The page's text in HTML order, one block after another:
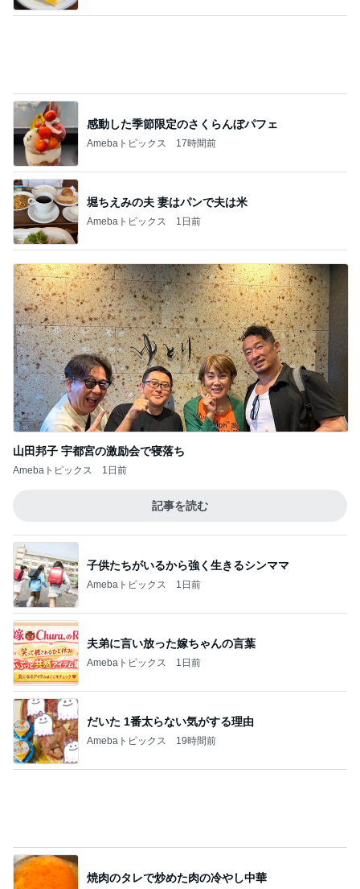
感動した季節限定のさくらんぼパフェ
Amebaトピックス 17時間前
堀ちえみの夫 妻はパンで夫は米
Amebaトピックス 1日前
山田邦子 宇都宮の激励会で寝落ち
Amebaトピックス 1日前
記事を読む
子供たちがいるから強く生きるシンママ
Amebaトピックス 1日前
夫弟に言い放った嫁ちゃんの言葉
Amebaトピックス 1日前
だいた 1番太らない気がする理由
Amebaトピックス 19時間前
焼肉のタレで炒めた肉の冷やし中華